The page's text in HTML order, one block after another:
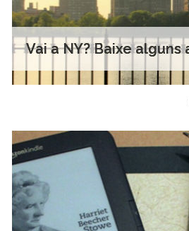
Vai a NY? Baixe alguns